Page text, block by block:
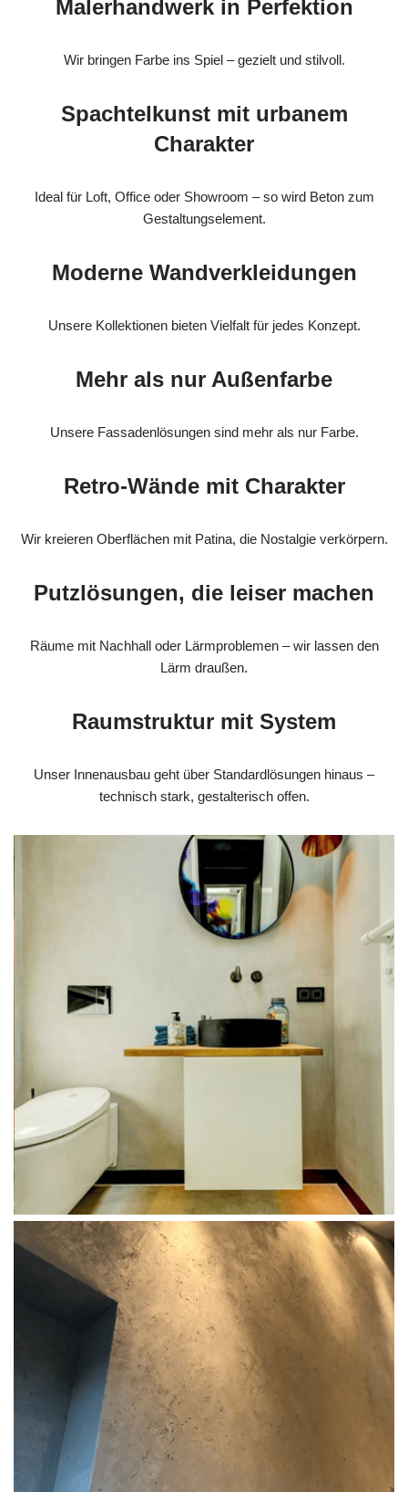
Malerhandwerk in Perfektion
Wir bringen Farbe ins Spiel – gezielt und stilvoll.
Spachtelkunst mit urbanem
Charakter
Ideal für Loft, Office oder Showroom – so wird Beton zum
Gestaltungselement.
Moderne Wandverkleidungen
Unsere Kollektionen bieten Vielfalt für jedes Konzept.
Mehr als nur Außenfarbe
Unsere Fassadenlösungen sind mehr als nur Farbe.
Retro-Wände mit Charakter
Wir kreieren Oberflächen mit Patina, die Nostalgie verkörpern.
Putzlösungen, die leiser machen
Räume mit Nachhall oder Lärmproblemen – wir lassen den
Lärm draußen.
Raumstruktur mit System
Unser Innenausbau geht über Standardlösungen hinaus –
technisch stark, gestalterisch offen.